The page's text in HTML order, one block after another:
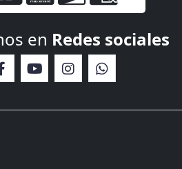
en Redes sociales